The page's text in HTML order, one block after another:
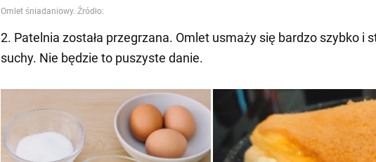
2. Patelnia została przegrzana. Omlet usmaży się bardzo szybko i
suchy. Nie będzie to puszyste danie.